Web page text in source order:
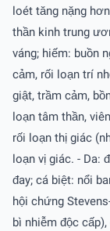
loét tăng nặng
thần kinh trung
váng; hiếm: buồn
cảm, rối loạn trí
giật, trầm cảm,
loạn tâm thần,
rối loạn thị giác
loạn vị giác. - Da:
đay; cá biệt: nổi
hội chứng
bì nhiễm độc